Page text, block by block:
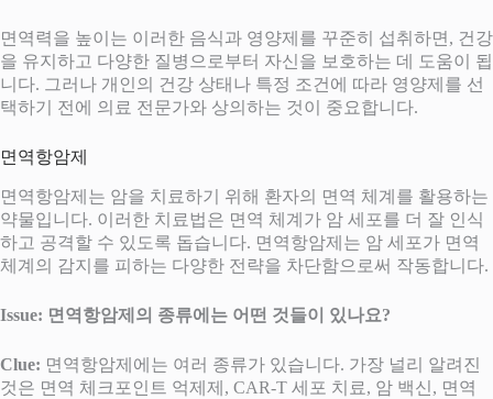
면역력을 높이는 이러한 음식과 영양제를 꾸준히 섭취하면, 건강
을 유지하고 다양한 질병으로부터 자신을 보호하는 데 도움이 됩
니다. 그러나 개인의 건강 상태나 특정 조건에 따라 영양제를 선
택하기 전에 의료 전문가와 상의하는 것이 중요합니다.
면역항암제
면역항암제는 암을 치료하기 위해 환자의 면역 체계를 활용하는
약물입니다. 이러한 치료법은 면역 체계가 암 세포를 더 잘 인식
하고 공격할 수 있도록 돕습니다. 면역항암제는 암 세포가 면역
체계의 감지를 피하는 다양한 전략을 차단함으로써 작동합니다.
Issue: 면역항암제의 종류에는 어떤 것들이 있나요?
Clue: 면역항암제에는 여러 종류가 있습니다. 가장 널리 알려진
것은 면역 체크포인트 억제제, CAR-T 세포 치료, 암 백신, 면역